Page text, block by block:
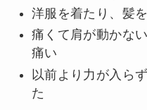
洋服を着たり、髪
痛くて肩が動かな
痛い
以前より力が入ら
た